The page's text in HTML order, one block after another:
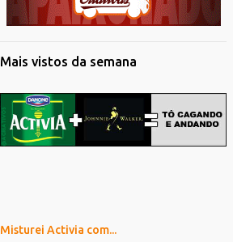
Mais vistos da semana
Misturei Activia com...